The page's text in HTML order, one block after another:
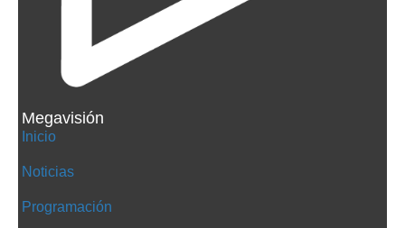
Megavisión
Inicio
Noticias
Programación